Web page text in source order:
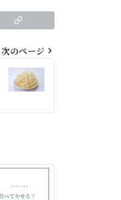
次のページ